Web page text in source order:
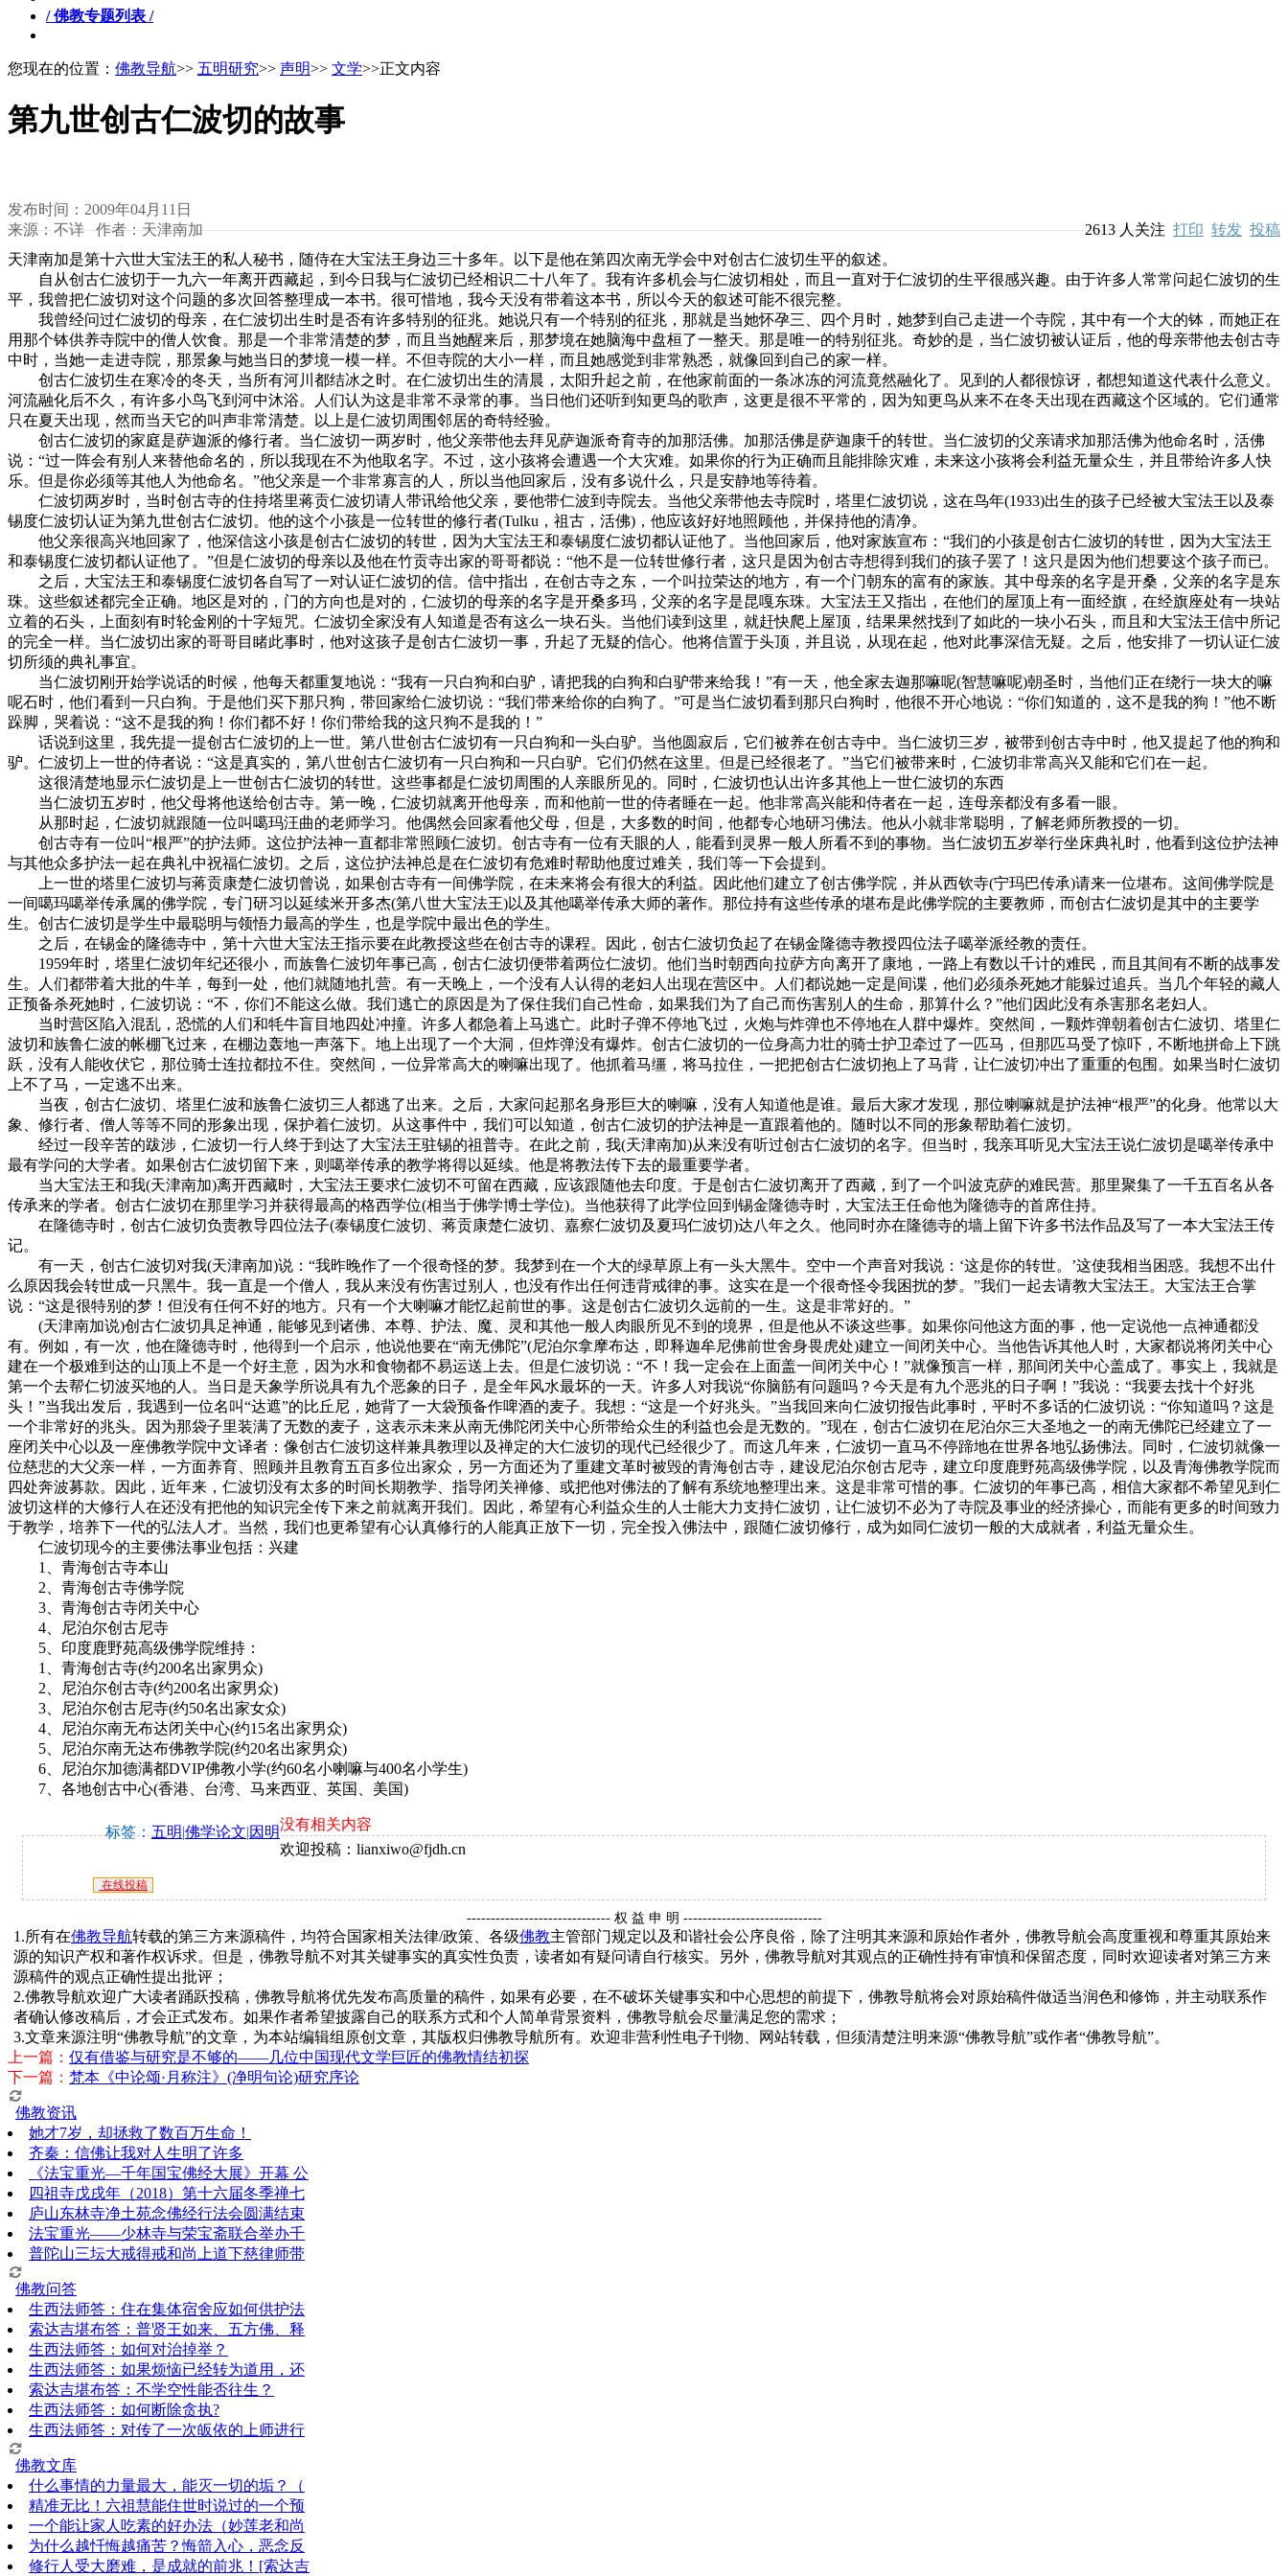
/ 佛教专题列表 /
您现在的位置： 佛教导航>> 五明研究>> 声明>> 文学>>正文内容
第九世创古仁波切的故事
发布时间：2009年04月11日
来源：不详 作者：天津南加
2613人关注 打印 转发 投稿
天津南加是第十六世大宝法王的私人秘书，随侍在大宝法王身边三十多年。以下是他在第四次南无学会中对创古仁波切生平的叙述。
自从创古仁波切于一九六一年离开西藏起，到今日我与仁波切已经相识二十八年了。我有许多机会与仁波切相处，而且一直对于仁波切的生平很感兴趣。由于许多人常常问起仁波切的生
平，我曾把仁波切对这个问题的多次回答整理成一本书。很可惜地，我今天没有带着这本书，所以今天的叙述可能不很完整。
我曾经问过仁波切的母亲，在仁波切出生时是否有许多特别的征兆。她说只有一个特别的征兆，那就是当她怀孕三、四个月时，她梦到自己走进一个寺院，其中有一个大的钵，而她正在
用那个钵供养寺院中的僧人饮食。那是一个非常清楚的梦，而且当她醒来后，那梦境在她脑海中盘桓了一整天。那是唯一的特别征兆。奇妙的是，当仁波切被认证后，他的母亲带他去创古寺
中时，当她一走进寺院，那景象与她当日的梦境一模一样。不但寺院的大小一样，而且她感觉到非常熟悉，就像回到自己的家一样。
创古仁波切生在寒冷的冬天，当所有河川都结冰之时。在仁波切出生的清晨，太阳升起之前，在他家前面的一条冰冻的河流竟然融化了。见到的人都很惊讶，都想知道这代表什么意义。
河流融化后不久，有许多小鸟飞到河中沐浴。人们认为这是非常不录常的事。当日他们还听到知更鸟的歌声，这更是很不平常的，因为知更鸟从来不在冬天出现在西藏这个区域的。它们通常
只在夏天出现，然而当天它的叫声非常清楚。以上是仁波切周围邻居的奇特经验。
创古仁波切的家庭是萨迦派的修行者。当仁波切一两岁时，他父亲带他去拜见萨迦派奇育寺的加那活佛。加那活佛是萨迦康千的转世。当仁波切的父亲请求加那活佛为他命名时，活佛
说：“过一阵会有别人来替他命名的，所以我现在不为他取名字。不过，这小孩将会遭遇一个大灾难。如果你的行为正确而且能排除灾难，未来这小孩将会利益无量众生，并且带给许多人快
乐。但是你必须等其他人为他命名。”他父亲是一个非常寡言的人，所以当他回家后，没有多说什么，只是安静地等待着。
仁波切两岁时，当时创古寺的住持塔里蒋贡仁波切请人带讯给他父亲，要他带仁波到寺院去。当他父亲带他去寺院时，塔里仁波切说，这在鸟年(1933)出生的孩子已经被大宝法王以及泰
锡度仁波切认证为第九世创古仁波切。他的这个小孩是一位转世的修行者(Tulku，祖古，活佛)，他应该好好地照顾他，并保持他的清净。
他父亲很高兴地回家了，他深信这小孩是创古仁波切的转世，因为大宝法王和泰锡度仁波切都认证他了。当他回家后，他对家族宣布：“我们的小孩是创古仁波切的转世，因为大宝法王
和泰锡度仁波切都认证他了。”但是仁波切的母亲以及他在竹贡寺出家的哥哥都说：“他不是一位转世修行者，这只是因为创古寺想得到我们的孩子罢了！这只是因为他们想要这个孩子而已。
之后，大宝法王和泰锡度仁波切各自写了一对认证仁波切的信。信中指出，在创古寺之东，一个叫拉荣达的地方，有一个门朝东的富有的家族。其中母亲的名字是开桑，父亲的名字是东
珠。这些叙述都完全正确。地区是对的，门的方向也是对的，仁波切的母亲的名字是开桑多玛，父亲的名字是昆嘎东珠。大宝法王又指出，在他们的屋顶上有一面经旗，在经旗座处有一块站
立着的石头，上面刻有时轮金刚的十字短咒。仁波切全家没有人知道是否有这么一块石头。当他们读到这里，就赶快爬上屋顶，结果果然找到了如此的一块小石头，而且和大宝法王信中所记
的完全一样。当仁波切出家的哥哥目睹此事时，他对这孩子是创古仁波切一事，升起了无疑的信心。他将信置于头顶，并且说，从现在起，他对此事深信无疑。之后，他安排了一切认证仁波
切所须的典礼事宜。
当仁波切刚开始学说话的时候，他每天都重复地说：“我有一只白狗和白驴，请把我的白狗和白驴带来给我！”有一天，他全家去迦那嘛呢(智慧嘛呢)朝圣时，当他们正在绕行一块大的嘛
呢石时，他们看到一只白狗。于是他们买下那只狗，带回家给仁波切说：“我们带来给你的白狗了。”可是当仁波切看到那只白狗时，他很不开心地说：“你们知道的，这不是我的狗！”他不断
跺脚，哭着说：“这不是我的狗！你们都不好！你们带给我的这只狗不是我的！”
话说到这里，我先提一提创古仁波切的上一世。第八世创古仁波切有一只白狗和一头白驴。当他圆寂后，它们被养在创古寺中。当仁波切三岁，被带到创古寺中时，他又提起了他的狗和
驴。仁波切上一世的侍者说：“这是真实的，第八世创古仁波切有一只白狗和一只白驴。它们仍然在这里。但是已经很老了。”当它们被带来时，仁波切非常高兴又能和它们在一起。
这很清楚地显示仁波切是上一世创古仁波切的转世。这些事都是仁波切周围的人亲眼所见的。同时，仁波切也认出许多其他上一世仁波切的东西
当仁波切五岁时，他父母将他送给创古寺。第一晚，仁波切就离开他母亲，而和他前一世的侍者睡在一起。他非常高兴能和侍者在一起，连母亲都没有多看一眼。
从那时起，仁波切就跟随一位叫噶玛汪曲的老师学习。他偶然会回家看他父母，但是，大多数的时间，他都专心地研习佛法。他从小就非常聪明，了解老师所教授的一切。
创古寺有一位叫“根严”的护法师。这位护法神一直都非常照顾仁波切。创古寺有一位有天眼的人，能看到灵界一般人所看不到的事物。当仁波切五岁举行坐床典礼时，他看到这位护法神
与其他众多护法一起在典礼中祝福仁波切。之后，这位护法神总是在仁波切有危难时帮助他度过难关，我们等一下会提到。
上一世的塔里仁波切与蒋贡康楚仁波切曾说，如果创古寺有一间佛学院，在未来将会有很大的利益。因此他们建立了创古佛学院，并从西钦寺(宁玛巴传承)请来一位堪布。这间佛学院是
一间噶玛噶举传承属的佛学院，专门研习以延续米开多杰(第八世大宝法王)以及其他噶举传承大师的著作。那位持有这些传承的堪布是此佛学院的主要教师，而创古仁波切是其中的主要学
生。创古仁波切是学生中最聪明与领悟力最高的学生，也是学院中最出色的学生。
之后，在锡金的隆德寺中，第十六世大宝法王指示要在此教授这些在创古寺的课程。因此，创古仁波切负起了在锡金隆德寺教授四位法子噶举派经教的责任。
1959年时，塔里仁波切年纪还很小，而族鲁仁波切年事已高，创古仁波切便带着两位仁波切。他们当时朝西向拉萨方向离开了康地，一路上有数以千计的难民，而且其间有不断的战事发
生。人们都带着大批的牛羊，每到一处，他们就随地扎营。有一天晚上，一个没有人认得的老妇人出现在营区中。人们都说她一定是间谍，他们必须杀死她才能躲过追兵。当几个年轻的藏人
正预备杀死她时，仁波切说：“不，你们不能这么做。我们逃亡的原因是为了保住我们自己性命，如果我们为了自己而伤害别人的生命，那算什么？”他们因此没有杀害那名老妇人。
当时营区陷入混乱，恐慌的人们和牦牛盲目地四处冲撞。许多人都急着上马逃亡。此时子弹不停地飞过，火炮与炸弹也不停地在人群中爆炸。突然间，一颗炸弹朝着创古仁波切、塔里仁
波切和族鲁仁波的帐棚飞过来，在棚边轰地一声落下。地上出现了一个大洞，但炸弹没有爆炸。创古仁波切的一位身高力壮的骑士护卫牵过了一匹马，但那匹马受了惊吓，不断地拼命上下跳
跃，没有人能收伏它，那位骑士连拉都拉不住。突然间，一位异常高大的喇嘛出现了。他抓着马缰，将马拉住，一把把创古仁波切抱上了马背，让仁波切冲出了重重的包围。如果当时仁波切
上不了马，一定逃不出来。
当夜，创古仁波切、塔里仁波和族鲁仁波切三人都逃了出来。之后，大家问起那名身形巨大的喇嘛，没有人知道他是谁。最后大家才发现，那位喇嘛就是护法神“根严”的化身。他常以大
象、修行者、僧人等等不同的形象出现，保护着仁波切。从这事件中，我们可以知道，创古仁波切的护法神是一直跟着他的。随时以不同的形象帮助着仁波切。
经过一段辛苦的跋涉，仁波切一行人终于到达了大宝法王驻锡的祖普寺。在此之前，我(天津南加)从来没有听过创古仁波切的名字。但当时，我亲耳听见大宝法王说仁波切是噶举传承中
最有学问的大学者。如果创古仁波切留下来，则噶举传承的教学将得以延续。他是将教法传下去的最重要学者。
当大宝法王和我(天津南加)离开西藏时，大宝法王要求仁波切不可留在西藏，应该跟随他去印度。于是创古仁波切离开了西藏，到了一个叫波克萨的难民营。那里聚集了一千五百名从各
传承来的学者。创古仁波切在那里学习并获得最高的格西学位(相当于佛学博士学位)。当他获得了此学位回到锡金隆德寺时，大宝法王任命他为隆德寺的首席住持。
在隆德寺时，创古仁波切负责教导四位法子(泰锡度仁波切、蒋贡康楚仁波切、嘉察仁波切及夏玛仁波切)达八年之久。他同时亦在隆德寺的墙上留下许多书法作品及写了一本大宝法王传
记。
有一天，创古仁波切对我(天津南加)说：“我昨晚作了一个很奇怪的梦。我梦到在一个大的绿草原上有一头大黑牛。空中一个声音对我说：‘这是你的转世。’这使我相当困惑。我想不出什
么原因我会转世成一只黑牛。我一直是一个僧人，我从来没有伤害过别人，也没有作出任何违背戒律的事。这实在是一个很奇怪令我困扰的梦。”我们一起去请教大宝法王。大宝法王合掌
说：“这是很特别的梦！但没有任何不好的地方。只有一个大喇嘛才能忆起前世的事。这是创古仁波切久远前的一生。这是非常好的。”
(天津南加说)创古仁波切具足神通，能够见到诸佛、本尊、护法、魔、灵和其他一般人肉眼所见不到的境界，但是他从不谈这些事。如果你问他这方面的事，他一定说他一点神通都没
有。例如，有一次，他在隆德寺时，他得到一个启示，他说他要在“南无佛陀”(尼泊尔拿摩布达，即释迦牟尼佛前世舍身畏虎处)建立一间闭关中心。当他告诉其他人时，大家都说将闭关中心
建在一个极难到达的山顶上不是一个好主意，因为水和食物都不易运送上去。但是仁波切说：“不！我一定会在上面盖一间闭关中心！”就像预言一样，那间闭关中心盖成了。事实上，我就是
第一个去帮仁切波买地的人。当日是天象学所说具有九个恶象的日子，是全年风水最坏的一天。许多人对我说“你脑筋有问题吗？今天是有九个恶兆的日子啊！”我说：“我要去找十个好兆
头！”当我出发后，我遇到一位名叫“达遮”的比丘尼，她背了一大袋预备作啤酒的麦子。我想：“这是一个好兆头。”当我回来向仁波切报告此事时，平时不多话的仁波切说：“你知道吗？这是
一个非常好的兆头。因为那袋子里装满了无数的麦子，这表示未来从南无佛陀闭关中心所带给众生的利益也会是无数的。”现在，创古仁波切在尼泊尔三大圣地之一的南无佛陀已经建立了一
座闭关中心以及一座佛教学院中文译者：像创古仁波切这样兼具教理以及禅定的大仁波切的现代已经很少了。而这几年来，仁波切一直马不停蹄地在世界各地弘扬佛法。同时，仁波切就像一
位慈悲的大父亲一样，一方面养育、照顾并且教育五百多位出家众，另一方面还为了重建文革时被毁的青海创古寺，建设尼泊尔创古尼寺，建立印度鹿野苑高级佛学院，以及青海佛教学院而
四处奔波募款。因此，近年来，仁波切没有太多的时间长期教学、指导闭关禅修、或把他对佛法的了解有系统地整理出来。这是非常可惜的事。仁波切的年事已高，相信大家都不希望见到仁
波切这样的大修行人在还没有把他的知识完全传下来之前就离开我们。因此，希望有心利益众生的人士能大力支持仁波切，让仁波切不必为了寺院及事业的经济操心，而能有更多的时间致力
于教学，培养下一代的弘法人才。当然，我们也更希望有心认真修行的人能真正放下一切，完全投入佛法中，跟随仁波切修行，成为如同仁波切一般的大成就者，利益无量众生。
仁波切现今的主要佛法事业包括：兴建
1、青海创古寺本山
2、青海创古寺佛学院
3、青海创古寺闭关中心
4、尼泊尔创古尼寺
5、印度鹿野苑高级佛学院维持：
1、青海创古寺(约200名出家男众)
2、尼泊尔创古寺(约200名出家男众)
3、尼泊尔创古尼寺(约50名出家女众)
4、尼泊尔南无布达闭关中心(约15名出家男众)
5、尼泊尔南无达布佛教学院(约20名出家男众)
6、尼泊尔加德满都DVIP佛教小学(约60名小喇嘛与400名小学生)
7、各地创古中心(香港、台湾、马来西亚、英国、美国)
标签：五明|佛学论文|因明没有相关内容
欢迎投稿：lianxiwo@fjdh.cn
在线投稿
------------------------------ 权 益 申 明 -----------------------------
1.所有在佛教导航转载的第三方来源稿件，均符合国家相关法律/政策、各级佛教主管部门规定以及和谐社会公序良俗，除了注明其来源和原始作者外，佛教导航会高度重视和尊重其原始来
源的知识产权和著作权诉求。但是，佛教导航不对其关键事实的真实性负责，读者如有疑问请自行核实。另外，佛教导航对其观点的正确性持有审慎和保留态度，同时欢迎读者对第三方来
源稿件的观点正确性提出批评；
2.佛教导航欢迎广大读者踊跃投稿，佛教导航将优先发布高质量的稿件，如果有必要，在不破坏关键事实和中心思想的前提下，佛教导航将会对原始稿件做适当润色和修饰，并主动联系作
者确认修改稿后，才会正式发布。如果作者希望披露自己的联系方式和个人简单背景资料，佛教导航会尽量满足您的需求；
3.文章来源注明“佛教导航”的文章，为本站编辑组原创文章，其版权归佛教导航所有。欢迎非营利性电子刊物、网站转载，但须清楚注明来源“佛教导航”或作者“佛教导航”。
上一篇： 仅有借鉴与研究是不够的——几位中国现代文学巨匠的佛教情结初探
下一篇： 梵本《中论颂·月称注》(净明句论)研究序论
佛教资讯
她才7岁，却拯救了数百万生命！
齐秦：信佛让我对人生明了许多
《法宝重光—千年国宝佛经大展》开幕 公
四祖寺戊戌年（2018）第十六届冬季禅七
庐山东林寺净土苑念佛经行法会圆满结束
法宝重光——少林寺与荣宝斋联合举办千
普陀山三坛大戒得戒和尚上道下慈律师带
佛教问答
生西法师答：住在集体宿舍应如何供护法
索达吉堪布答：普贤王如来、五方佛、释
生西法师答：如何对治掉举？
生西法师答：如果烦恼已经转为道用，还
索达吉堪布答：​不学空性能否往生？
生西法师答：如何断除贪执?
生西法师答：对传了一次皈依的上师进行
佛教文库
什么事情的力量最大，能灭一切的垢？（
精准无比！六祖慧能住世时说过的一个预
一个能让家人吃素的好办法（妙莲老和尚
为什么越忏悔越痛苦？悔箭入心，恶念反
修行人受大磨难，是成就的前兆！[索达吉